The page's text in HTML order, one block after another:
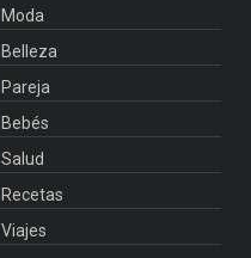
Moda
Belleza
Pareja
Bebés
Salud
Recetas
Viajes